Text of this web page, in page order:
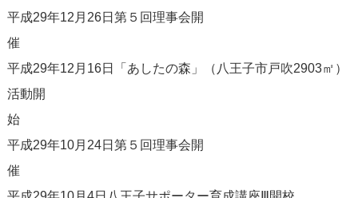
平成29年12月26日第５回理事会開
平成29年12月16日「あしたの森」（八王子市戸吹2903㎡）
活動開
平成29年10月24日第５回理事会開